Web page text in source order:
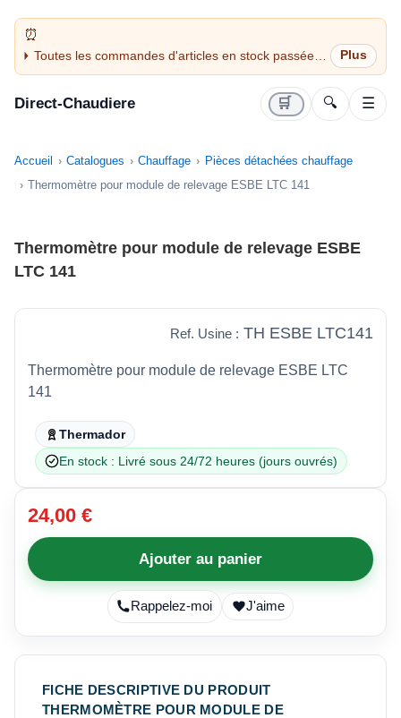
Toutes les commandes d'articles en stock passées
avant 14H sont expédiées le jour même (jours
Direct-Chaudiere 🛒 🔍 ☰
Accueil Catalogues Chauffage
Pièces détachées chauffage
Thermomètre pour module de relevage ESBE LTC 141
Thermomètre pour module de relevage ESBE
LTC 141
Ref. Usine : TH ESBE LTC141
Thermomètre pour module de relevage ESBE LTC
141
Thermador
En stock : Livré sous 24/72 heures (jours ouvrés)
24,00 €
Ajouter au panier
Rappelez-moi J'aime
FICHE DESCRIPTIVE DU PRODUIT
THERMOMÈTRE POUR MODULE DE